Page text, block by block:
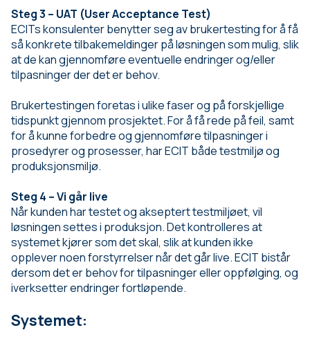
Steg 3 – UAT (User Acceptance Test)
ECITs konsulenter benytter seg av brukertesting for å få
så konkrete tilbakemeldinger på løsningen som mulig, slik
at de kan gjennomføre eventuelle endringer og/eller
tilpasninger der det er behov.
Brukertestingen foretas i ulike faser og på forskjellige
tidspunkt gjennom prosjektet. For å få rede på feil, samt
for å kunne forbedre og gjennomføre tilpasninger i
prosedyrer og prosesser, har ECIT både testmiljø og
produksjonsmiljø.
Steg 4 – Vi går live
Når kunden har testet og akseptert testmiljøet, vil
løsningen settes i produksjon. Det kontrolleres at
systemet kjører som det skal, slik at kunden ikke
opplever noen forstyrrelser når det går live. ECIT bistår
dersom det er behov for tilpasninger eller oppfølging, og
iverksetter endringer fortløpende.
Systemet: